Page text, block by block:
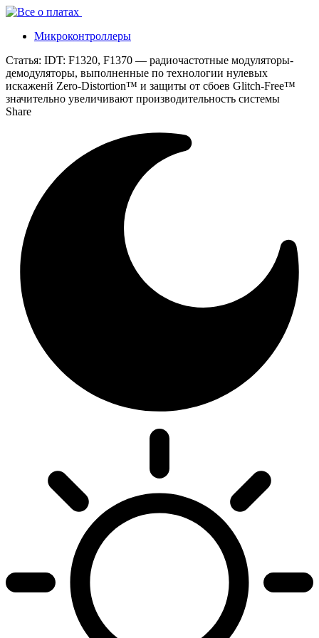
Микроконтроллеры
Статья: IDT: F1320, F1370 — радиочастотные модуляторы-
демодуляторы, выполненные по технологии нулевых
искаженй Zero-Distortion™ и защиты от сбоев Glitch-Free™
значительно увеличивают производительность системы
Share